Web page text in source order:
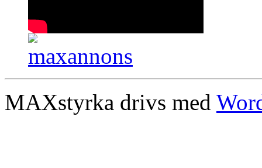
MAXstyrka drivs med